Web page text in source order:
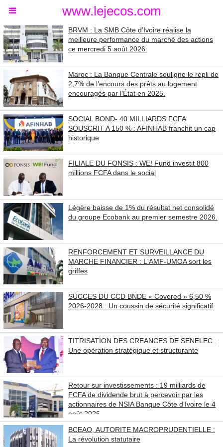
www.lejecos.com
BRVM : La SMB Côte d’Ivoire réalise la
meilleure performance du marché des actions
ce mercredi 5 août 2026.
Maroc : La Banque Centrale souligne le repli de
2,7% de l’encours des prêts au logement
encouragés par l’État en 2025.
SOCIAL BOND- 40 MILLIARDS FCFA
SOUSCRIT A 150 % : AFINHAB franchit un cap
historique
FILIALE DU FONSIS : WE! Fund investit 800
millions FCFA dans le social
Légère baisse de 1% du résultat net consolidé
du groupe Ecobank au premier semestre 2026.
RENFORCEMENT ET SURVEILLANCE DU
MARCHE FINANCIER : L'AMF-UMOA sort les
griffes
SUCCES DU CCD BNDE « Covered » 6,50 %
2026-2028 : Un coussin de sécurité significatif
TITRISATION DES CREANCES DE SENELEC :
Une opération stratégique et structurante
Retour sur investissements : 19 milliards de
FCFA de dividende brut à percevoir par les
actionnaires de NSIA Banque Côte d’Ivoire le 4
août 2026.
BCEAO, AUTORITE MACROPRUDENTIELLE :
La révolution statutaire